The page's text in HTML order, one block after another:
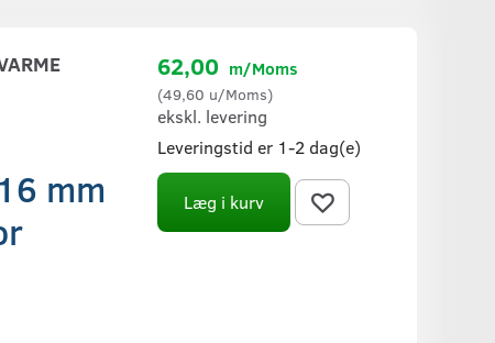
mm
62,00 m/Moms
(49,60 u/Moms)
ekskl. levering
Leveringstid er 1-2 dag(e)
Læg i kurv